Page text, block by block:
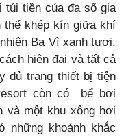
túi tiền của đa số gia
thể khép kín giữa khí
Ba Vì xanh tươi.
hiện đại và tất cả
đủ trang thiết bị tiện
còn có bể bơi
và một khu xông hơi
những khoảnh khắc